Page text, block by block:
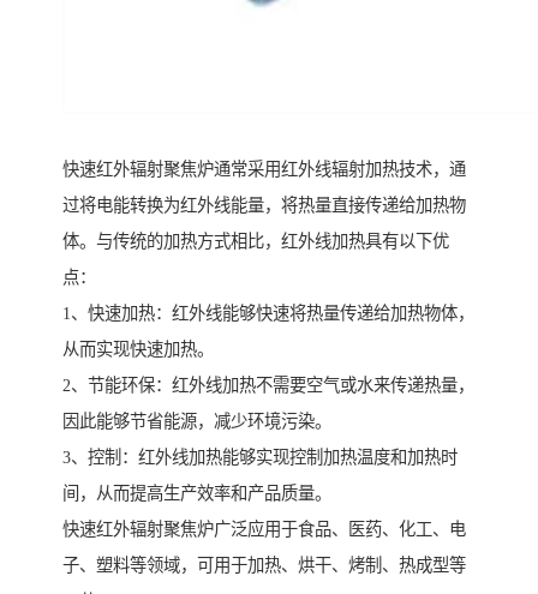
快速红外辐射聚焦炉通常采用红外线辐射加热技术，通
过将电能转换为红外线能量，将热量直接传递给加热物
体。与传统的加热方式相比，红外线加热具有以下优
点：
1、快速加热：红外线能够快速将热量传递给加热物体，
从而实现快速加热。
2、节能环保：红外线加热不需要空气或水来传递热量，
因此能够节省能源，减少环境污染。
3、控制：红外线加热能够实现控制加热温度和加热时
间，从而提高生产效率和产品质量。
快速红外辐射聚焦炉广泛应用于食品、医药、化工、电
子、塑料等领域，可用于加热、烘干、烤制、热成型等